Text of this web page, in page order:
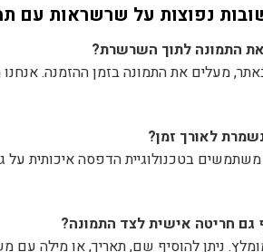
נפוצות על שרשראות עם
התמונה לתוך השרשרת?
מעלים את התמונה בזמן ההזמנה.
לאורך זמן?
בטכנולוגיית הדפסה איכותית
חריטה אישית לצד התמונה?
ניתן להוסיף שם, תאריך, או מילה עם